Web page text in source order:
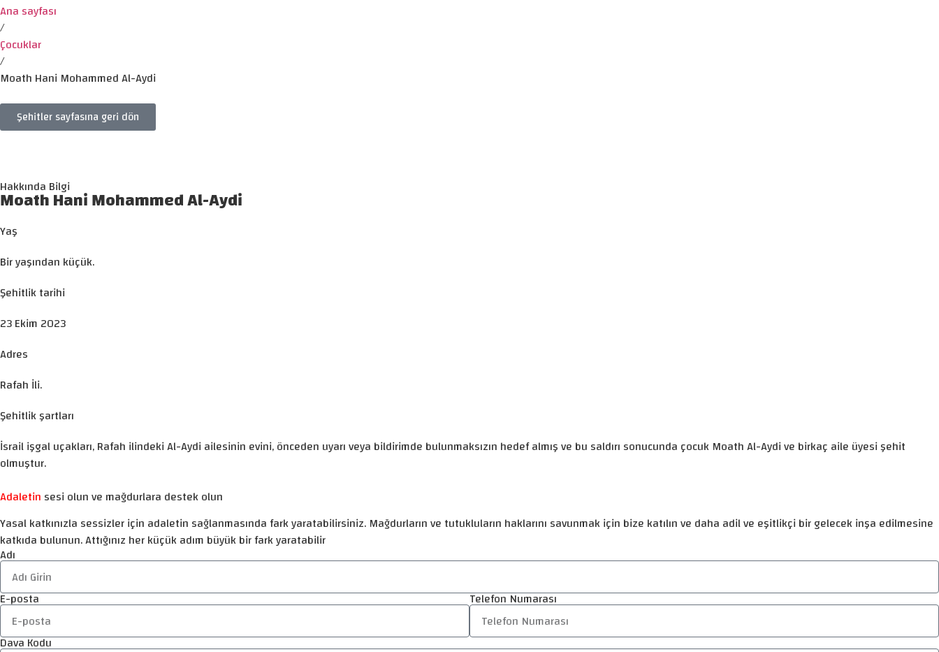
Ana sayfası
/
Çocuklar
/
Moath Hani Mohammed Al-Aydi
Şehitler sayfasına geri dön
Hakkında Bilgi
Moath Hani Mohammed Al-Aydi
Yaş
Bir yaşından küçük.
Şehitlik tarihi
23 Ekim 2023
Adres
Rafah İli.
Şehitlik şartları
İsrail işgal uçakları, Rafah ilindeki Al-Aydi ailesinin evini, önceden uyarı veya bildirimde bulunmaksızın hedef almış ve bu saldırı sonucunda çocuk Moath Al-Aydi ve birkaç aile üyesi şehit
olmuştur.
Adaletin sesi olun ve mağdurlara destek olun
Yasal katkınızla sessizler için adaletin sağlanmasında fark yaratabilirsiniz. Mağdurların ve tutukluların haklarını savunmak için bize katılın ve daha adil ve eşitlikçi bir gelecek inşa edilmesine
katkıda bulunun. Attığınız her küçük adım büyük bir fark yaratabilir
Adı
E-posta Telefon Numarası
Dava Kodu